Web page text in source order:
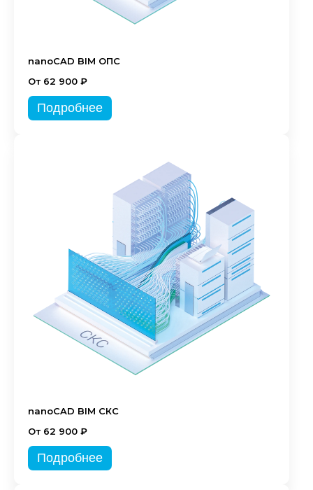
nanoCAD BIM ОПС
От 62 900 ₽
Подробнее
nanoCAD BIM СКС
От 62 900 ₽
Подробнее